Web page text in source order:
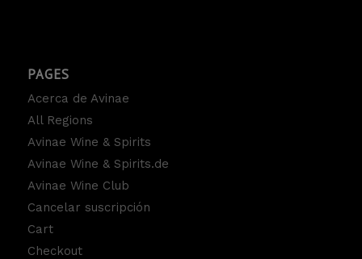
PAGES
Acerca de Avinae
All Regions
Avinae Wine & Spirits
Avinae Wine & Spirits.de
Avinae Wine Club
Cancelar suscripción
Cart
Checkout